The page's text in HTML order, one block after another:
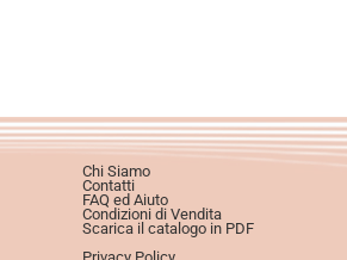
Chi Siamo
Contatti
FAQ ed Aiuto
Condizioni di Vendita
Scarica il catalogo in PDF